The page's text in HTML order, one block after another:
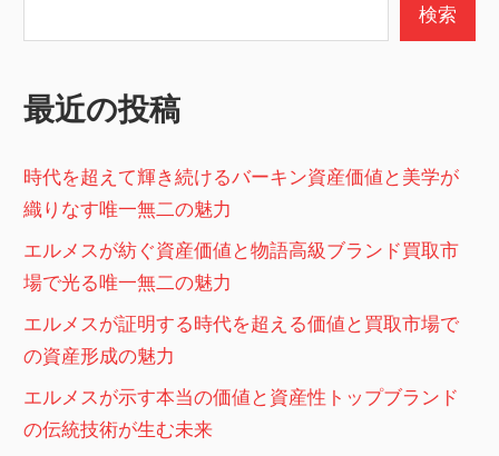
ー
ジ
送
り
検索
最近の投稿
時代を超えて輝き続けるバーキン資産価値と美学が
織りなす唯一無二の魅力
エルメスが紡ぐ資産価値と物語高級ブランド買取市
場で光る唯一無二の魅力
エルメスが証明する時代を超える価値と買取市場で
の資産形成の魅力
エルメスが示す本当の価値と資産性トップブランド
の伝統技術が生む未来